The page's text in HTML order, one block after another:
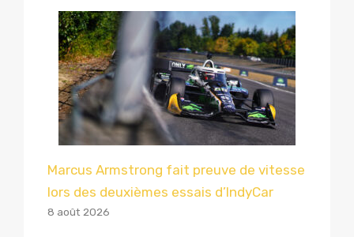
Marcus Armstrong fait preuve de vitesse
lors des deuxièmes essais d’IndyCar
8 août 2026